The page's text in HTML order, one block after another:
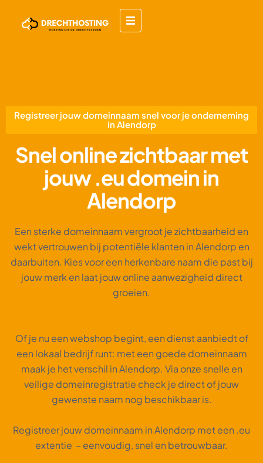
Registreer jouw domeinnaam snel voor je onderneming
in Alendorp
Snel online zichtbaar met
jouw .eu domein in
Alendorp
Een sterke domeinnaam vergroot je zichtbaarheid en
wekt vertrouwen bij potentiële klanten in Alendorp en
daarbuiten. Kies voor een herkenbare naam die past bij
jouw merk en laat jouw online aanwezigheid direct
groeien.
Of je nu een webshop begint, een dienst aanbiedt of
een lokaal bedrijf runt: met een goede domeinnaam
maak je het verschil in Alendorp. Via onze snelle en
veilige domeinregistratie check je direct of jouw
gewenste naam nog beschikbaar is.
Registreer jouw domeinnaam in Alendorp met een .eu
extentie – eenvoudig, snel en betrouwbaar.